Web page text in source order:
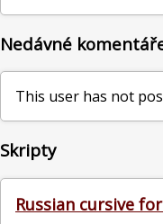
Nedávné
This user has not
Skripty
Russian cursive